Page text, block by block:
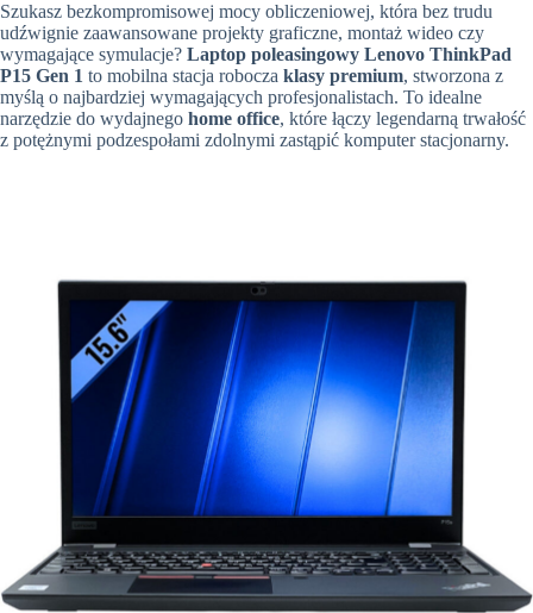
Szukasz bezkompromisowej mocy obliczeniowej, która bez trudu
udźwignie zaawansowane projekty graficzne, montaż wideo czy
wymagające symulacje? Laptop poleasingowy Lenovo ThinkPad
P15 Gen 1 to mobilna stacja robocza klasy premium, stworzona z
myślą o najbardziej wymagających profesjonalistach. To idealne
narzędzie do wydajnego home office, które łączy legendarną trwałość
z potężnymi podzespołami zdolnymi zastąpić komputer stacjonarny.